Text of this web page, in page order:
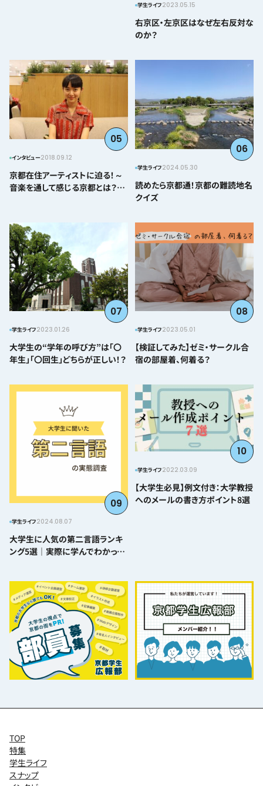
学生ライフ2023.05.15
右京区・左京区はなぜ左右反対な
のか？
05
インタビュー2018.09.12
京都在住アーティストに迫る！～
音楽を通して感じる京都とは？＠
06
学生ライフ2024.05.30
読めたら京都通！京都の難読地名
クイズ
07
学生ライフ2023.01.26
大学生の“学年の呼び方”は「〇
年生」「〇回生」どちらが正しい！？
08
学生ライフ2023.05.01
【検証してみた】ゼミ・サークル合
宿の部屋着、何着る？
09
学生ライフ2024.08.07
大学生に人気の第二言語ランキ
ング5選｜実際に学んでわかった
10
学生ライフ2022.03.09
【大学生必見】例文付き：大学教授
へのメールの書き方ポイント8選
TOP
特集
学生ライフ
スナップ